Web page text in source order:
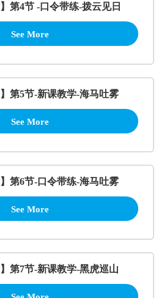
第4节 -口令带练-拨云见日
See More
第5节-新课教学-海马吐雾
See More
第6节-口令带练-海马吐雾
See More
第7节-新课教学-黑虎巡山